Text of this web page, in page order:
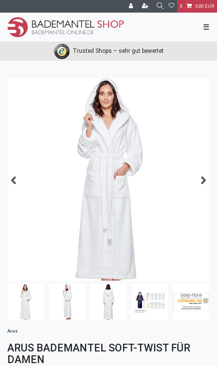
0 0,00 EUR
☰
Trusted Shops – sehr gut bewertet
Arus
ARUS BADEMANTEL SOFT-TWIST FÜR
DAMEN